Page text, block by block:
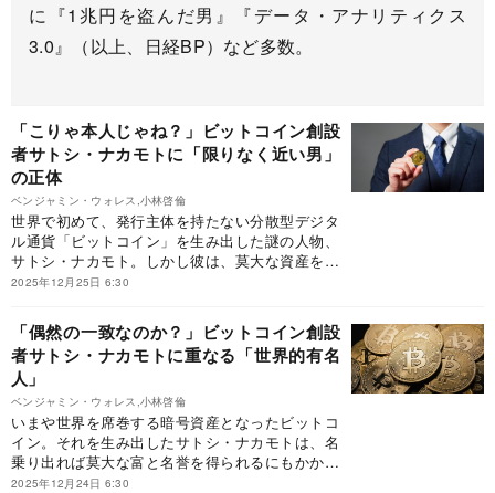
に『1兆円を盗んだ男』『データ・アナリティクス
3.0』（以上、日経BP）など多数。
「こりゃ本人じゃね？」ビットコイン創設
者サトシ・ナカモトに「限りなく近い男」
の正体
ベンジャミン・ウォレス,小林啓倫
世界で初めて、発行主体を持たない分散型デジタ
ル通貨「ビットコイン」を生み出した謎の人物、
サトシ・ナカモト。しかし彼は、莫大な資産を残
したまま、2011年に突如として姿を消した。富に
者は、いったいどんな人物なのか――。その正体
を追い続ける中で、サトシと数々の点で一致す
る“限りなくクロに近いグレーな男”の存在にたど
り着いた。※本稿は、ジャーナリストのベンジャ
ミン・ウォレス著、小林啓倫訳『サトシ・ナカモ
トはだれだ？ 世界を変えたビットコイン発明者
の正体に迫る』（河出書房新社）の一部を抜粋・
編集したものです。
2025年12月25日 6:30
「偶然の一致なのか？」ビットコイン創設
者サトシ・ナカモトに重なる「世界的有名
人」
ベンジャミン・ウォレス,小林啓倫
いまや世界を席巻する暗号資産となったビットコ
イン。それを生み出したサトシ・ナカモトは、名
乗り出れば莫大な富と名誉を得られるにもかかわ
らず、いまなお姿を現さない。正体を追う過程で
2025年12月24日 6:30